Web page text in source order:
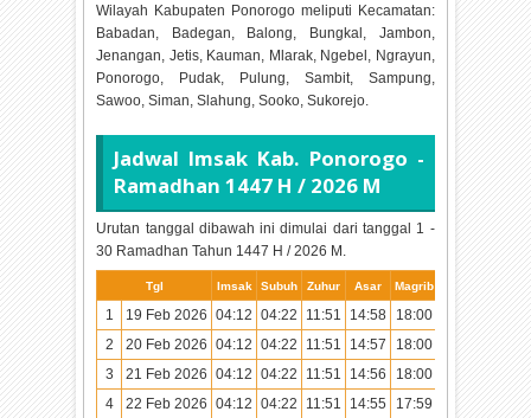
Wilayah Kabupaten Ponorogo meliputi Kecamatan:
Babadan, Badegan, Balong, Bungkal, Jambon,
Jenangan, Jetis, Kauman, Mlarak, Ngebel, Ngrayun,
Ponorogo, Pudak, Pulung, Sambit, Sampung,
Sawoo, Siman, Slahung, Sooko, Sukorejo.
Jadwal Imsak Kab. Ponorogo -
Ramadhan 1447 H / 2026 M
Urutan tanggal dibawah ini dimulai dari tanggal 1 -
30 Ramadhan Tahun 1447 H / 2026 M.
Tgl Imsak Subuh Zuhur Asar Magrib Isya
1 19 Feb 2026 04:12 04:22 11:51 14:58 18:00
19:10
2
20 Feb 2026 04:12 04:22 11:51 14:57 18:00
19:10
3
21 Feb 2026 04:12 04:22 11:51 14:56 18:00
19:10
4
22 Feb 2026 04:12 04:22 11:51 14:55 17:59 19:09